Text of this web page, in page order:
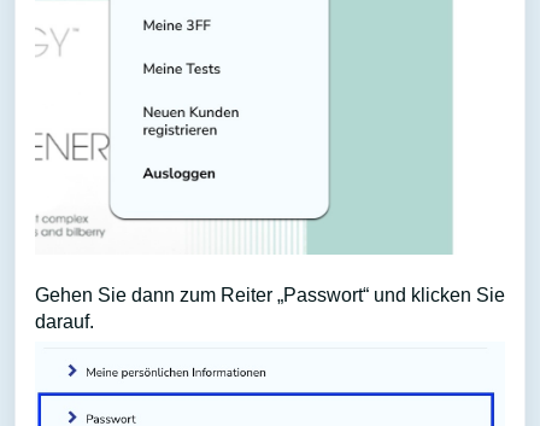
Gehen Sie dann zum Reiter „Passwort“ und klicken Sie
darauf.